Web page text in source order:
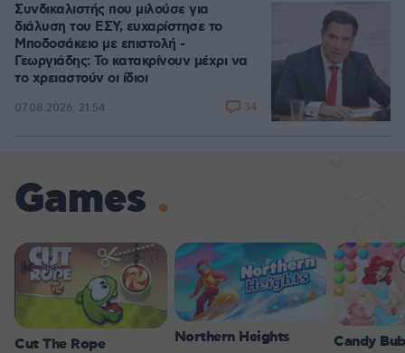
Συνδικαλιστής που μιλούσε για
διάλυση του ΕΣΥ, ευχαρίστησε το
Μποδοσάκειο με επιστολή -
Γεωργιάδης: Το κατακρίνουν μέχρι να
το χρειαστούν οι ίδιοι
07.08.2026, 21:54 34
Games
Cut The Rope Northern Heights Candy